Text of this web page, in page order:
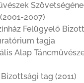
2007)
Felügyelő
tagja
Alap
tag (2011)